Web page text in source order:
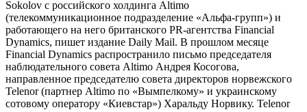
Sokolov с российского холдинга Altimo
(телекоммуникационное подразделение «Альфа-групп») и
работающего на него британского PR-агентства Financial
Dynamics, пишет издание Daily Mail. В прошлом месяце
Financial Dynamics распространило письмо председателя
наблюдательного совета Altimo Андрея Косогова,
направленное председателю совета директоров норвежского
Telenor (партнер Altimo по «Вымпелкому» и украинскому
сотовому оператору «Киевстар») Харальду Норвику. Telenor